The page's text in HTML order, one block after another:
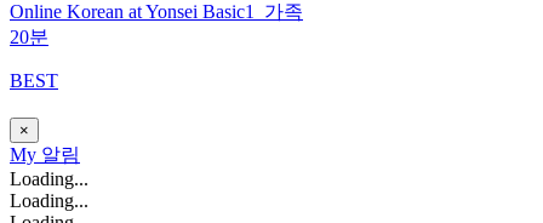
Online Korean at Yonsei Basic1_가족
20분
BEST
×
My 알림
Loading...
Loading...